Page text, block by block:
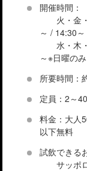
開催時間：
火・金・
～ / 14:30
水・木・
～※日曜のみ
所要時間：
定員：2～
料金：大人
以下無料
試飲できる
サッポロ